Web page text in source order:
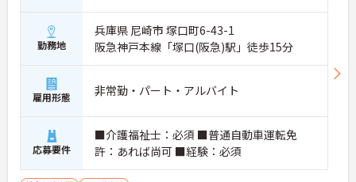
勤務地
兵庫県 尼崎市 塚口町6-43-1
阪急神戸本線「塚口(阪急)駅」徒歩15分
雇用形態 非常勤・パート・アルバイト
応募要件
■介護福祉士：必須 ■普通自動車運転免
許：あれば尚可 ■経験：必須